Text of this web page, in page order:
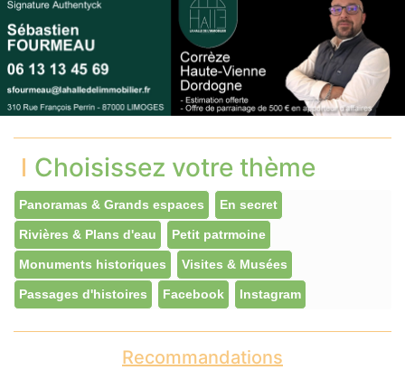
Choisissez votre thème
Panoramas & Grands espaces En secret
Rivières & Plans d'eau Petit patrmoine
Monuments historiques Visites & Musées
Passages d'histoires Facebook Instagram
Recommandations